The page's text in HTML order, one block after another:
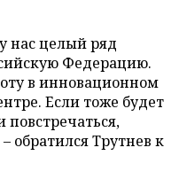
нас целый ряд
Федерацию.
в инновационном
Если тоже будет
обратился Трутнев к